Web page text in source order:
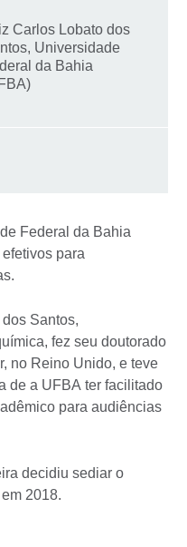
Carlos Lobato dos
Universidade
da Bahia
Federal da Bahia
para
Santos,
fez seu doutorado
no Reino Unido, e teve
de a UFBA ter facilitado
para audiências
decidiu sediar o
2018.